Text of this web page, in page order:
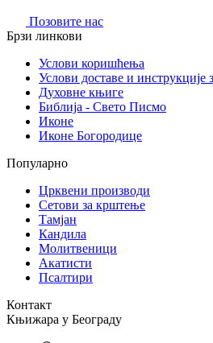
Позовите нас
Брзи линкови
Услови коришћења
Услови доставе и инструкције
Духовне књиге
Библија - Свето Писмо
Иконе
Иконе Богородице
Популарно
Црквени производи
Сетови за крштење
Тамјан
Кандила
Молитвеници
Акатисти
Псалтири
Контакт
Књижара у Београду